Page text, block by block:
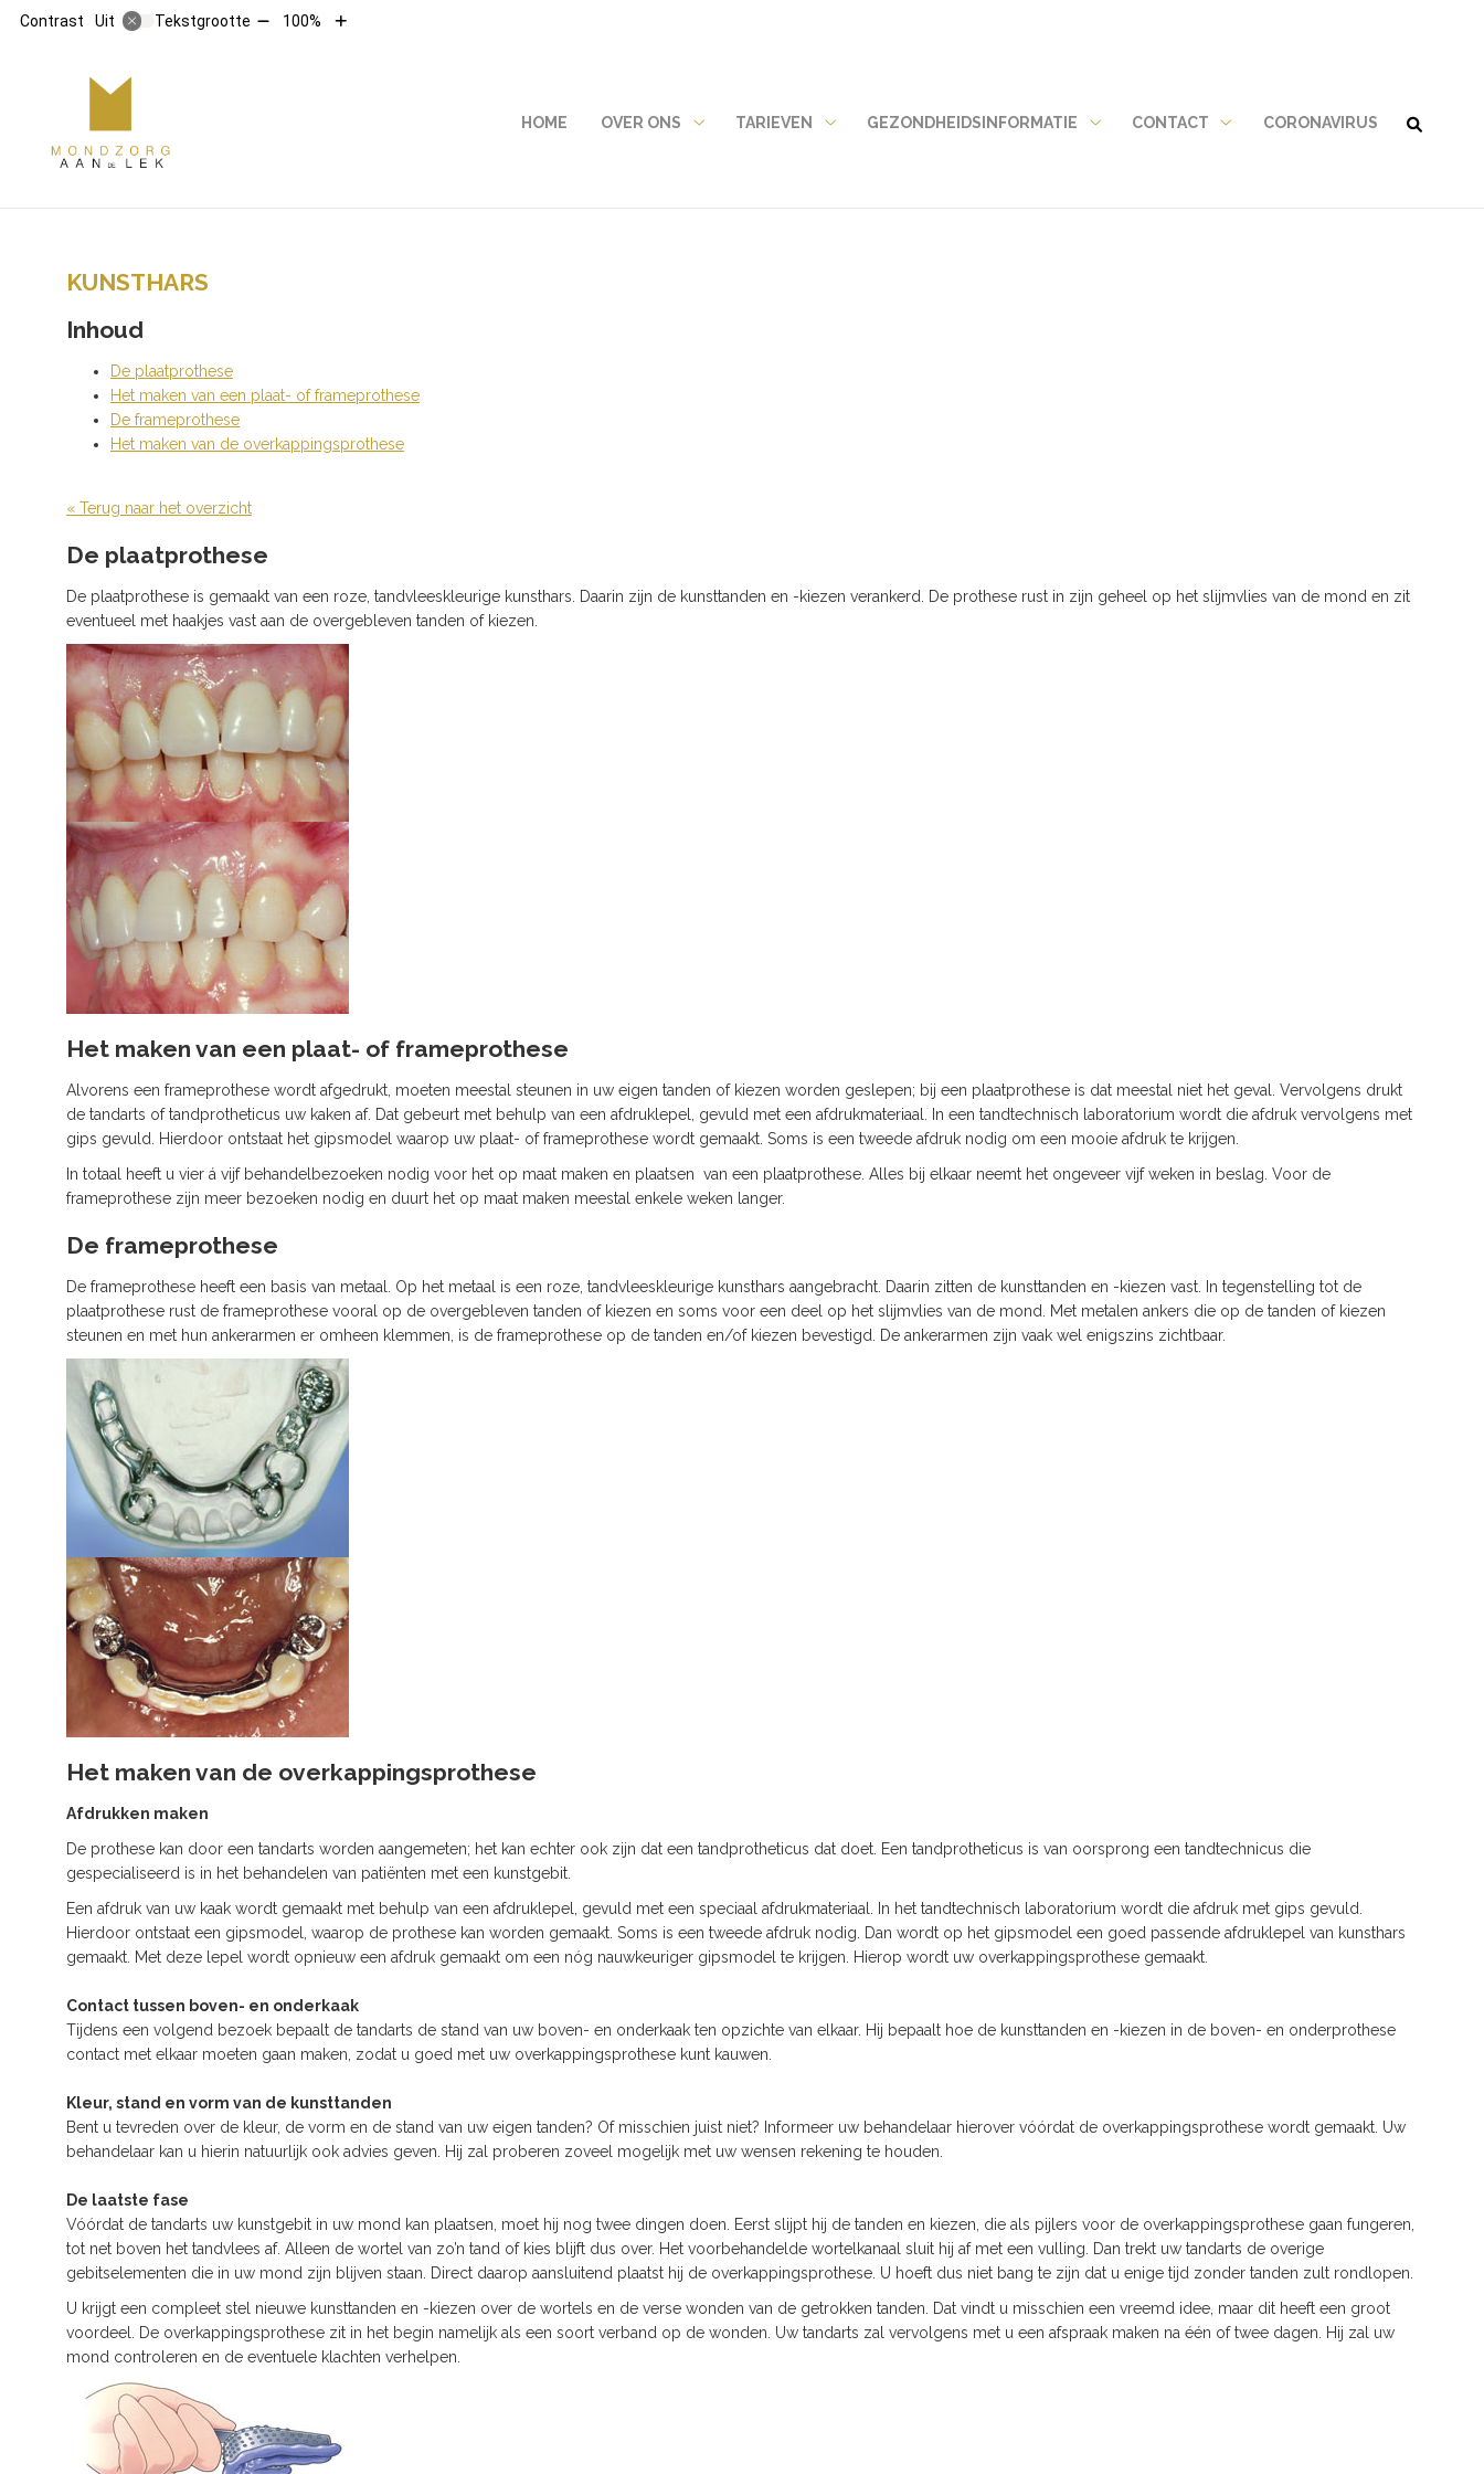
Contrast Uit Tekstgrootte Tekst100%
Tekst
HOME
OVER ONS
TARIEVEN
GEZONDHEIDSINFORMATIE
CONTACT
CORONAVIRUS
KUNSTHARS
Inhoud
De plaatprothese
Het maken van een plaat- of frameprothese
De frameprothese
Het maken van de overkappingsprothese
« Terug naar het overzicht
De plaatprothese
De plaatprothese is gemaakt van een roze, tandvleeskleurige kunsthars. Daarin zijn de kunsttanden en -kiezen verankerd. De prothese rust in zijn geheel op het slijmvlies van de mond en zit
eventueel met haakjes vast aan de overgebleven tanden of kiezen.
Het maken van een plaat- of frameprothese
Alvorens een frameprothese wordt afgedrukt, moeten meestal steunen in uw eigen tanden of kiezen worden geslepen; bij een plaatprothese is dat meestal niet het geval. Vervolgens drukt
de tandarts of tandprotheticus uw kaken af. Dat gebeurt met behulp van een afdruklepel, gevuld met een afdrukmateriaal. In een tandtechnisch laboratorium wordt die afdruk vervolgens met
gips gevuld. Hierdoor ontstaat het gipsmodel waarop uw plaat- of frameprothese wordt gemaakt. Soms is een tweede afdruk nodig om een mooie afdruk te krijgen.
In totaal heeft u vier á vijf behandelbezoeken nodig voor het op maat maken en plaatsen van een plaatprothese. Alles bij elkaar neemt het ongeveer vijf weken in beslag. Voor de
frameprothese zijn meer bezoeken nodig en duurt het op maat maken meestal enkele weken langer.
De frameprothese
De frameprothese heeft een basis van metaal. Op het metaal is een roze, tandvleeskleurige kunsthars aangebracht. Daarin zitten de kunsttanden en -kiezen vast. In tegenstelling tot de
plaatprothese rust de frameprothese vooral op de overgebleven tanden of kiezen en soms voor een deel op het slijmvlies van de mond. Met metalen ankers die op de tanden of kiezen
steunen en met hun ankerarmen er omheen klemmen, is de frameprothese op de tanden en/of kiezen bevestigd. De ankerarmen zijn vaak wel enigszins zichtbaar.
Het maken van de overkappingsprothese
Afdrukken maken
De prothese kan door een tandarts worden aangemeten; het kan echter ook zijn dat een tandprotheticus dat doet. Een tandprotheticus is van oorsprong een tandtechnicus die
gespecialiseerd is in het behandelen van patiënten met een kunstgebit.
Een afdruk van uw kaak wordt gemaakt met behulp van een afdruklepel, gevuld met een speciaal afdrukmateriaal. In het tandtechnisch laboratorium wordt die afdruk met gips gevuld.
Hierdoor ontstaat een gipsmodel, waarop de prothese kan worden gemaakt. Soms is een tweede afdruk nodig. Dan wordt op het gipsmodel een goed passende afdruklepel van kunsthars
gemaakt. Met deze lepel wordt opnieuw een afdruk gemaakt om een nóg nauwkeuriger gipsmodel te krijgen. Hierop wordt uw overkappingsprothese gemaakt.
Contact tussen boven- en onderkaak
Tijdens een volgend bezoek bepaalt de tandarts de stand van uw boven- en onderkaak ten opzichte van elkaar. Hij bepaalt hoe de kunsttanden en -kiezen in de boven- en onderprothese
contact met elkaar moeten gaan maken, zodat u goed met uw overkappingsprothese kunt kauwen.
Kleur, stand en vorm van de kunsttanden
Bent u tevreden over de kleur, de vorm en de stand van uw eigen tanden? Of misschien juist niet? Informeer uw behandelaar hierover vóórdat de overkappingsprothese wordt gemaakt. Uw
behandelaar kan u hierin natuurlijk ook advies geven. Hij zal proberen zoveel mogelijk met uw wensen rekening te houden.
De laatste fase
Vóórdat de tandarts uw kunstgebit in uw mond kan plaatsen, moet hij nog twee dingen doen. Eerst slijpt hij de tanden en kiezen, die als pijlers voor de overkappingsprothese gaan fungeren,
tot net boven het tandvlees af. Alleen de wortel van zo’n tand of kies blijft dus over. Het voorbehandelde wortelkanaal sluit hij af met een vulling. Dan trekt uw tandarts de overige
gebitselementen die in uw mond zijn blijven staan. Direct daarop aansluitend plaatst hij de overkappingsprothese. U hoeft dus niet bang te zijn dat u enige tijd zonder tanden zult rondlopen.
U krijgt een compleet stel nieuwe kunsttanden en -kiezen over de wortels en de verse wonden van de getrokken tanden. Dat vindt u misschien een vreemd idee, maar dit heeft een groot
voordeel. De overkappingsprothese zit in het begin namelijk als een soort verband op de wonden. Uw tandarts zal vervolgens met u een afspraak maken na één of twee dagen. Hij zal uw
mond controleren en de eventuele klachten verhelpen.